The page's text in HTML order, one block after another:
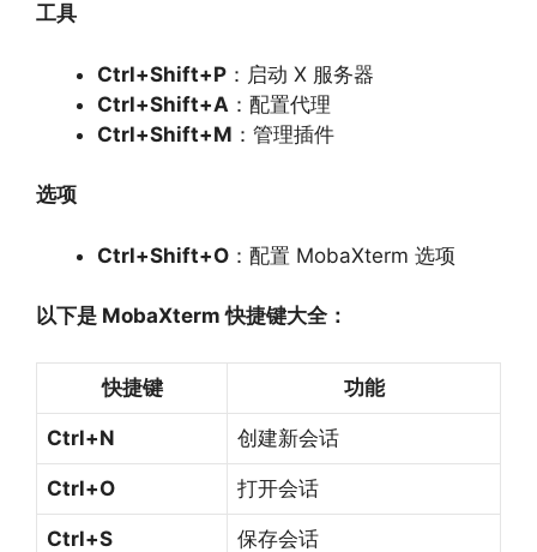
工具
Ctrl+Shift+P ：启动 X 服务器
Ctrl+Shift+A ：配置代理
Ctrl+Shift+M ：管理插件
选项
Ctrl+Shift+O ：配置 MobaXterm 选项
以下是 MobaXterm 快捷键大全：
快捷键 功能
Ctrl+N 创建新会话
Ctrl+O 打开会话
Ctrl+S 保存会话